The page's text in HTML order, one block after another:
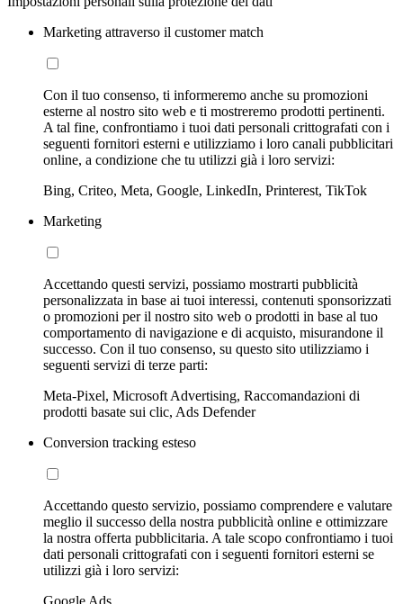
Marketing attraverso il customer match
Con il tuo consenso, ti informeremo anche su promozioni
esterne al nostro sito web e ti mostreremo prodotti pertinenti.
A tal fine, confrontiamo i tuoi dati personali crittografati con i
seguenti fornitori esterni e utilizziamo i loro canali pubblicitari
online, a condizione che tu utilizzi già i loro servizi:
Bing, Criteo, Meta, Google, LinkedIn, Printerest, TikTok
Marketing
Accettando questi servizi, possiamo mostrarti pubblicità
personalizzata in base ai tuoi interessi, contenuti sponsorizzati
o promozioni per il nostro sito web o prodotti in base al tuo
comportamento di navigazione e di acquisto, misurandone il
successo. Con il tuo consenso, su questo sito utilizziamo i
seguenti servizi di terze parti:
Meta-Pixel, Microsoft Advertising, Raccomandazioni di
prodotti basate sui clic, Ads Defender
Conversion tracking esteso
Accettando questo servizio, possiamo comprendere e valutare
meglio il successo della nostra pubblicità online e ottimizzare
la nostra offerta pubblicitaria. A tale scopo confrontiamo i tuoi
dati personali crittografati con i seguenti fornitori esterni se
utilizzi già i loro servizi:
Google Ads